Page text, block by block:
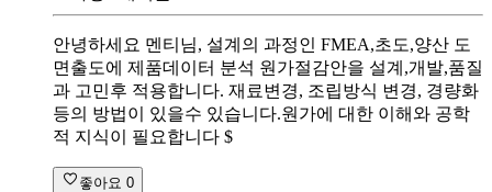
안녕하세요 멘티님, 설계의 과정인 FMEA,초도,양산 도
면출도에 제품데이터 분석 원가절감안을 설계,개발,품질
과 고민후 적용합니다. 재료변경, 조립방식 변경, 경량화
등의 방법이 있을수 있습니다.원가에 대한 이해와 공학
적 지식이 필요합니다 $
좋아요 0